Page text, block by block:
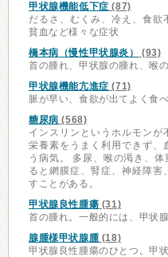
甲状腺機能低下症 (87)
だるさ、むくみ、冷え、食欲
貧血など様々な症状
橋本病（慢性甲状腺炎）
(93)
首の腫れ、甲状腺の腫れ、喉
甲状腺機能亢進症 (71)
脈が早い、食欲が出てよく食
糖尿病 (568)
インスリンというホルモンが
栄養素をうまく利用できず、
う病気。 多尿、喉の渇き、
ると網膜症、腎症、神経障害
すことがある。
甲状腺良性腫瘍 (31)
首の腫れ。一般的には、甲状
腺腫様甲状腺腫(18)
甲状腺良性腫瘍のひとつ。甲